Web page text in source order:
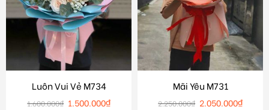
Luôn Vui Vẻ M734
1.600.000₫ 1.500.000₫
Mãi Yêu M731
2.250.000₫ 2.050.000₫